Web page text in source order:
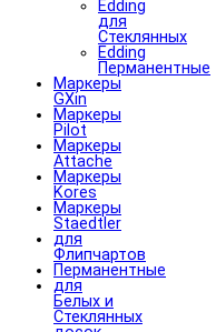
Edding
для
Стеклянных
Edding
Перманентные
Маркеры
GXin
Маркеры
Pilot
Маркеры
Attache
Маркеры
Kores
Маркеры
Staedtler
для
Флипчартов
Перманентные
для
Белых и
Стеклянных